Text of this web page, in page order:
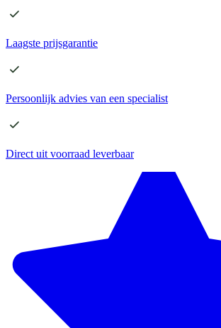
Laagste prijsgarantie
Persoonlijk advies van een specialist
Direct uit voorraad leverbaar